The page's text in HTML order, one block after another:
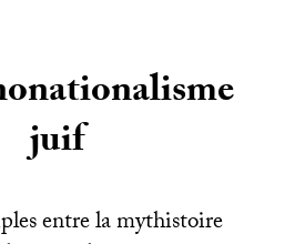
juif
entre la mythistoire